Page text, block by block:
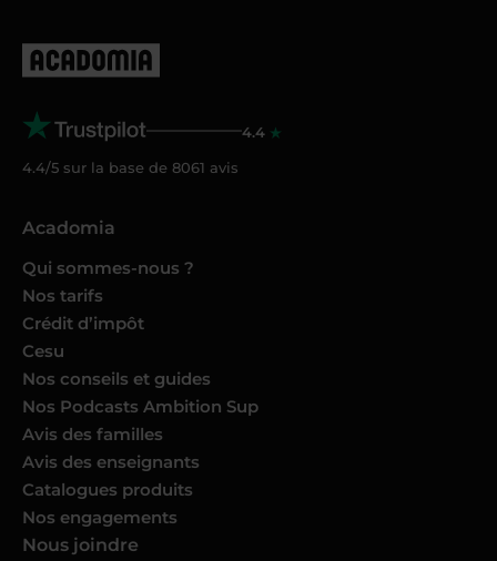
4.4
4.4/5 sur la base de 8061 avis
Acadomia
Qui sommes-nous ?
Nos tarifs
Crédit d’impôt
Cesu
Nos conseils et guides
Nos Podcasts Ambition Sup
Avis des familles
Avis des enseignants
Catalogues produits
Nos engagements
Nous joindre